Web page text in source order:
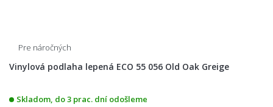
Pre náročných
Vinylová podlaha lepená ECO 55 056 Old Oak Greige
Skladom, do 3 prac. dní odošleme